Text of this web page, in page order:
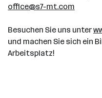
office@s7-mt.com
Besuchen Sie uns unter
und machen Sie sich ein
Arbeitsplatz!